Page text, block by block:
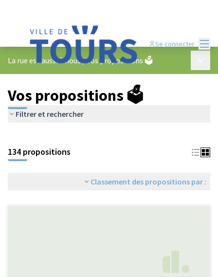
Se connecter
La rue est aussi à nous/Vos propositions 🗳️
Vos propositions 🗳️
Filtrer et rechercher
134 propositions
Classement des propositions par :